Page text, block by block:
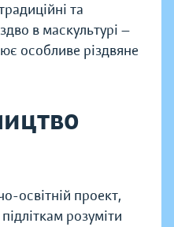
та
в маскультурі —
особливе різдвяне
освітній проект,
розуміти